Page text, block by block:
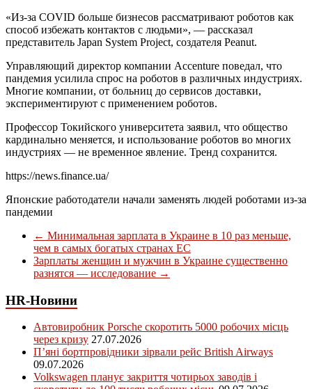
«Из-за COVID больше бизнесов рассматривают роботов как
способ избежать контактов с людьми», — рассказал
представитель Japan System Project, создателя Peanut.
Управляющий директор компании Accenture поведал, что
пандемия усилила спрос на роботов в различных индустриях.
Многие компании, от больниц до сервисов доставки,
экспериментируют с применением роботов.
Профессор Токийского университета заявил, что общество
кардинально меняется, и использование роботов во многих
индустриях — не временное явление. Тренд сохранится.
https://news.finance.ua/
Японские работодатели начали заменять людей роботами из-за
пандемии
← Минимальная зарплата в Украине в 10 раз меньше,
чем в самых богатых странах ЕС
Зарплаты женщин и мужчин в Украине существенно
разнятся — исследование →
HR-Новини
Автовиробник Porsche скоротить 5000 робочих місць
через кризу 27.07.2026
П’яні бортпровідники зірвали рейс British Airways
09.07.2026
Volkswagen планує закриття чотирьох заводів і